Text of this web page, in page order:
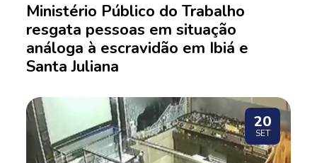
Ministério Público do Trabalho
resgata pessoas em situação
análoga à escravidão em Ibiá e
Santa Juliana
20
SET